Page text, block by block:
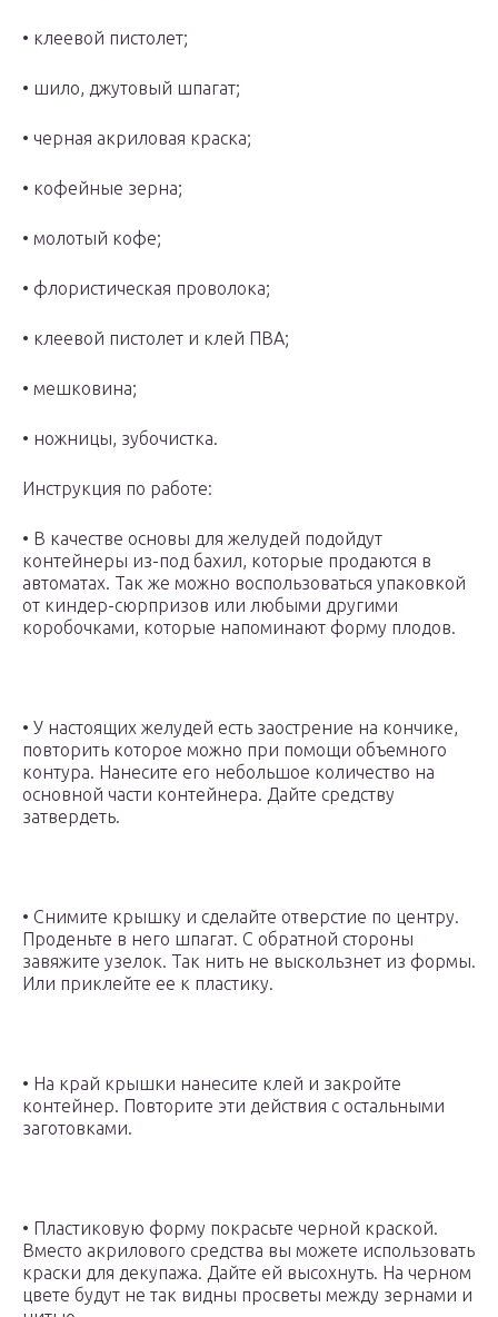
• клеевой пистолет;
• шило, джутовый шпагат;
• черная акриловая краска;
• кофейные зерна;
• молотый кофе;
• флористическая проволока;
• клеевой пистолет и клей ПВА;
• мешковина;
• ножницы, зубочистка.
Инструкция по работе:
• В качестве основы для желудей подойдут
контейнеры из-под бахил, которые продаются в
автоматах. Так же можно воспользоваться упаковкой
от киндер-сюрпризов или любыми другими
коробочками, которые напоминают форму плодов.
• У настоящих желудей есть заострение на кончике,
повторить которое можно при помощи объемного
контура. Нанесите его небольшое количество на
основной части контейнера. Дайте средству
затвердеть.
• Снимите крышку и сделайте отверстие по центру.
Проденьте в него шпагат. С обратной стороны
завяжите узелок. Так нить не выскользнет из формы.
Или приклейте ее к пластику.
• На край крышки нанесите клей и закройте
контейнер. Повторите эти действия с остальными
заготовками.
• Пластиковую форму покрасьте черной краской.
Вместо акрилового средства вы можете использовать
краски для декупажа. Дайте ей высохнуть. На черном
цвете будут не так видны просветы между зернами и